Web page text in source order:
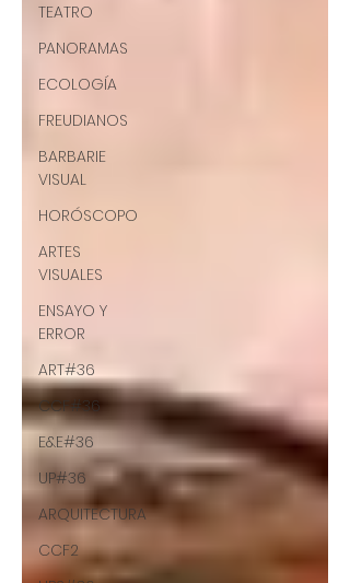
TEATRO
PANORAMAS
ECOLOGÍA
FREUDIANOS
BARBARIE
VISUAL
HORÓSCOPO
ARTES
VISUALES
ENSAYO Y
ERROR
ART#36
CCF#36
E&E#36
UP#36
ARQUITECTURA
CCF2